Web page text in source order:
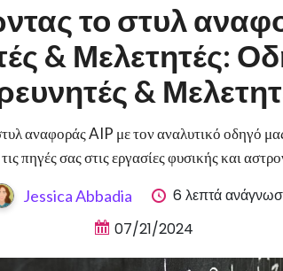
το στυλ
& Μελετητές:
&
αναφοράς AIP με τον αναλυτικό οδηγό
πηγές σας στις εργασίες φυσικής και
Jessica Abbadia
6 λεπτά
07/21/2024